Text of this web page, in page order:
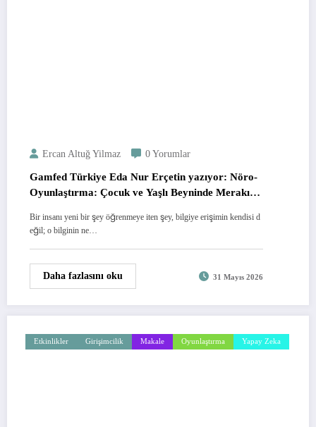
Ercan Altuğ Yilmaz 0 Yorumlar
Gamfed Türkiye Eda Nur Erçetin yazıyor: Nöro-
Oyunlaştırma: Çocuk ve Yaşlı Beyninde Merakın
Bir insanı yeni bir şey öğrenmeye iten şey, bilgiye erişimin kendisi d
eğil; o bilginin ne…
Daha fazlasını oku 31 Mayıs 2026
Etkinlikler Girişimcilik Makale Oyunlaştırma Yapay Zeka